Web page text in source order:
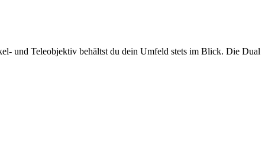
und Teleobjektiv behältst du dein Umfeld stets im Blick. Die Dual